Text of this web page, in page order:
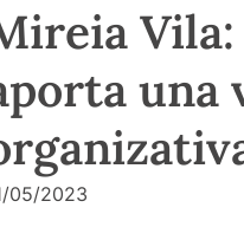
una
05/2023